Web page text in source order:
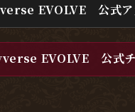
EVOLVE 公式
EVOLVE公式